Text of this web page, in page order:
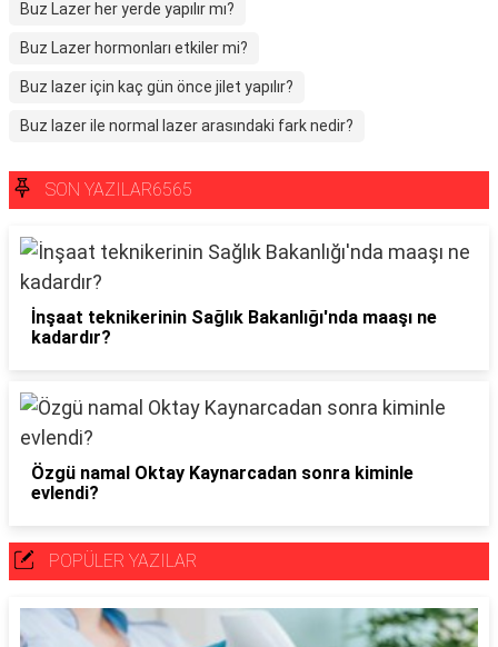
Buz Lazer her yerde yapılır mı?
Buz Lazer hormonları etkiler mi?
Buz lazer için kaç gün önce jilet yapılır?
Buz lazer ile normal lazer arasındaki fark nedir?
SON YAZILAR6565
İnşaat teknikerinin Sağlık Bakanlığı'nda maaşı ne
kadardır?
Özgü namal Oktay Kaynarcadan sonra kiminle
evlendi?
POPÜLER YAZILAR